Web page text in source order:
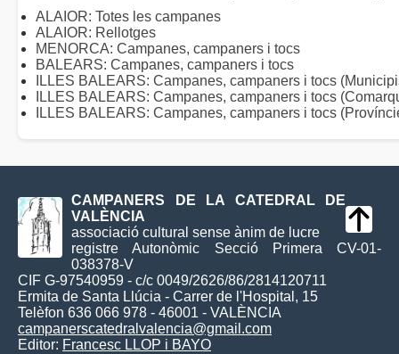
ALAIOR: Totes les campanes
ALAIOR: Rellotges
MENORCA: Campanes, campaners i tocs
BALEARS: Campanes, campaners i tocs
ILLES BALEARS: Campanes, campaners i tocs
ILLES BALEARS: Campanes, campaners i tocs
ILLES BALEARS: Campanes, campaners i tocs
CAMPANERS DE LA CATEDRAL DE
VALÈNCIA
associació cultural sense ànim de lucre
registre Autonòmic Secció Primera CV-01-
038378-V
CIF G-97540959 - c/c 0049/2626/86/2814120711
Ermita de Santa Llúcia - Carrer de l'Hospital, 15
Telèfon 636 066 978 - 46001 - VALÈNCIA
campanerscatedralvalencia@gmail.com
Editor: Francesc LLOP i BAYO